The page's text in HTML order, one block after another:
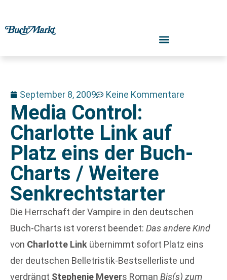
September 8, 2009 Keine Kommentare
Media Control:
Charlotte Link auf
Platz eins der Buch-
Charts / Weitere
Senkrechtstarter
Die Herrschaft der Vampire in den deutschen
Buch-Charts ist vorerst beendet: Das andere Kind
von Charlotte Link übernimmt sofort Platz eins
der deutschen Belletristik-Bestsellerliste und
verdrängt Stephenie Meyers Roman Bis(s) zum